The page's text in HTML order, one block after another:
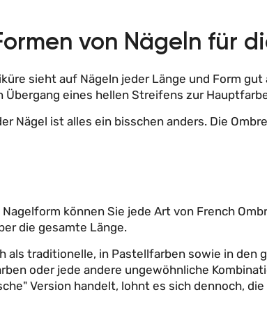
von Nägeln für
sieht auf Nägeln jeder Länge und Form
Übergang eines hellen Streifens zur
Nägel ist alles ein bisschen anders. Die
können Sie jede Art von French
die gesamte Länge.
als traditionelle, in Pastellfarben sowie in
oder jede andere ungewöhnliche
Version handelt, lohnt es sich dennoch,